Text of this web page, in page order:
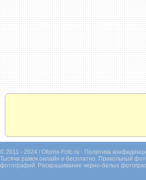
© 2011 - 2024 / Oformi-Foto.ru - Политика
Тысяча рамок онлайн и бесплатно. Прикольный
фотографий. Раскрашивание черно-белых